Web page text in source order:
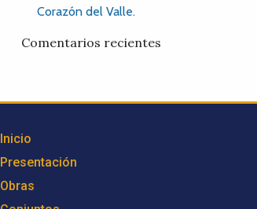
Corazón del Valle.
Comentarios recientes
Inicio
Presentación
Obras